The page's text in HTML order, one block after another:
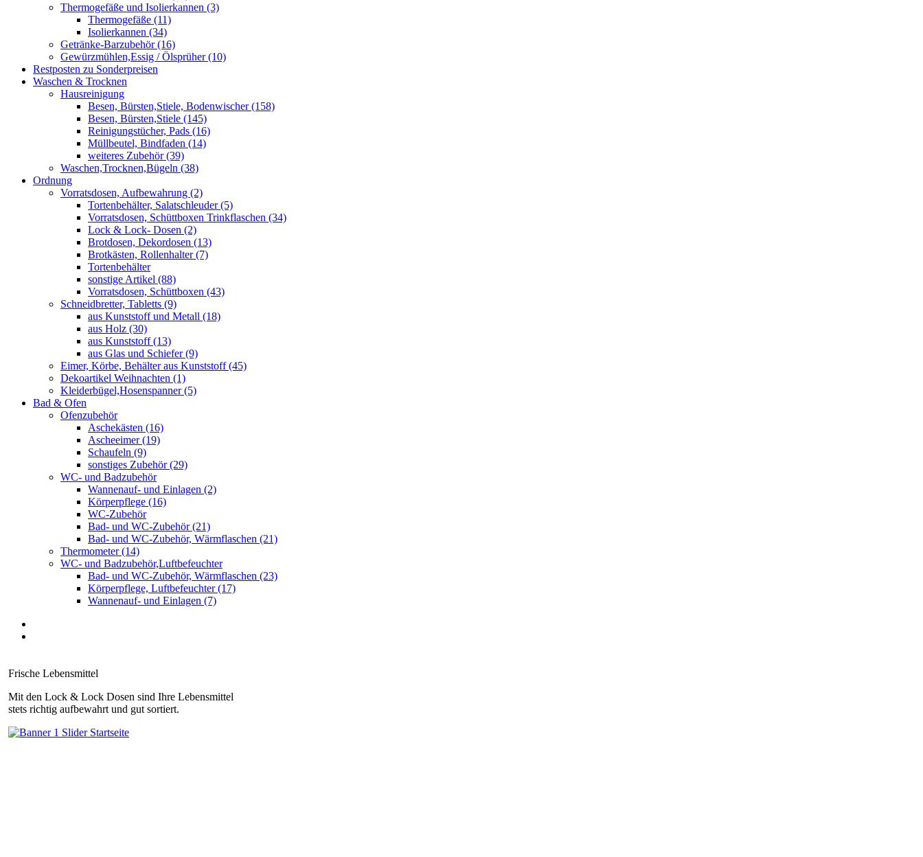
Thermogefäße und Isolierkannen (3)
Thermogefäße (11)
Isolierkannen (34)
Getränke-Barzubehör (16)
Gewürzmühlen,Essig / Ölsprüher (10)
Restposten zu Sonderpreisen
Waschen & Trocknen
Hausreinigung
Besen, Bürsten,Stiele, Bodenwischer (158)
Besen, Bürsten,Stiele (145)
Reinigungstücher, Pads (16)
Müllbeutel, Bindfaden (14)
weiteres Zubehör (39)
Waschen,Trocknen,Bügeln (38)
Ordnung
Vorratsdosen, Aufbewahrung (2)
Tortenbehälter, Salatschleuder (5)
Vorratsdosen, Schüttboxen Trinkflaschen (34)
Lock & Lock- Dosen (2)
Brotdosen, Dekordosen (13)
Brotkästen, Rollenhalter (7)
Tortenbehälter
sonstige Artikel (88)
Vorratsdosen, Schüttboxen (43)
Schneidbretter, Tabletts (9)
aus Kunststoff und Metall (18)
aus Holz (30)
aus Kunststoff (13)
aus Glas und Schiefer (9)
Eimer, Körbe, Behälter aus Kunststoff (45)
Dekoartikel Weihnachten (1)
Kleiderbügel,Hosenspanner (5)
Bad & Ofen
Ofenzubehör
Aschekästen (16)
Ascheeimer (19)
Schaufeln (9)
sonstiges Zubehör (29)
WC- und Badzubehör
Wannenauf- und Einlagen (2)
Körperpflege (16)
WC-Zubehör
Bad- und WC-Zubehör (21)
Bad- und WC-Zubehör, Wärmflaschen (21)
Thermometer (14)
WC- und Badzubehör,Luftbefeuchter
Bad- und WC-Zubehör, Wärmflaschen (23)
Körperpflege, Luftbefeuchter (17)
Wannenauf- und Einlagen (7)
Frische Lebensmittel
Mit den Lock & Lock Dosen sind Ihre Lebensmittel
stets richtig aufbewahrt und gut sortiert.